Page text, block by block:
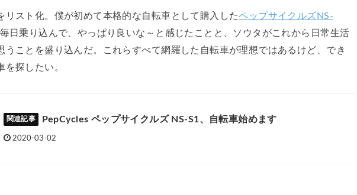
リスト化。僕が初めて本格的な自転車として購入したペップサイクルズNS-
日乗り込んで、やっぱり良いな～と感じたことと、ソウタがこれから日常生活
うことを盛り込んだ。これらすべて網羅した自転車が理想ではあるけど、でき
を探したい。
PepCycles ペップサイクルズ NS-S1、自転車始めます
2020-03-02